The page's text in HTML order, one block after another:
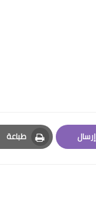
إرسال
Email
طباعة
Print